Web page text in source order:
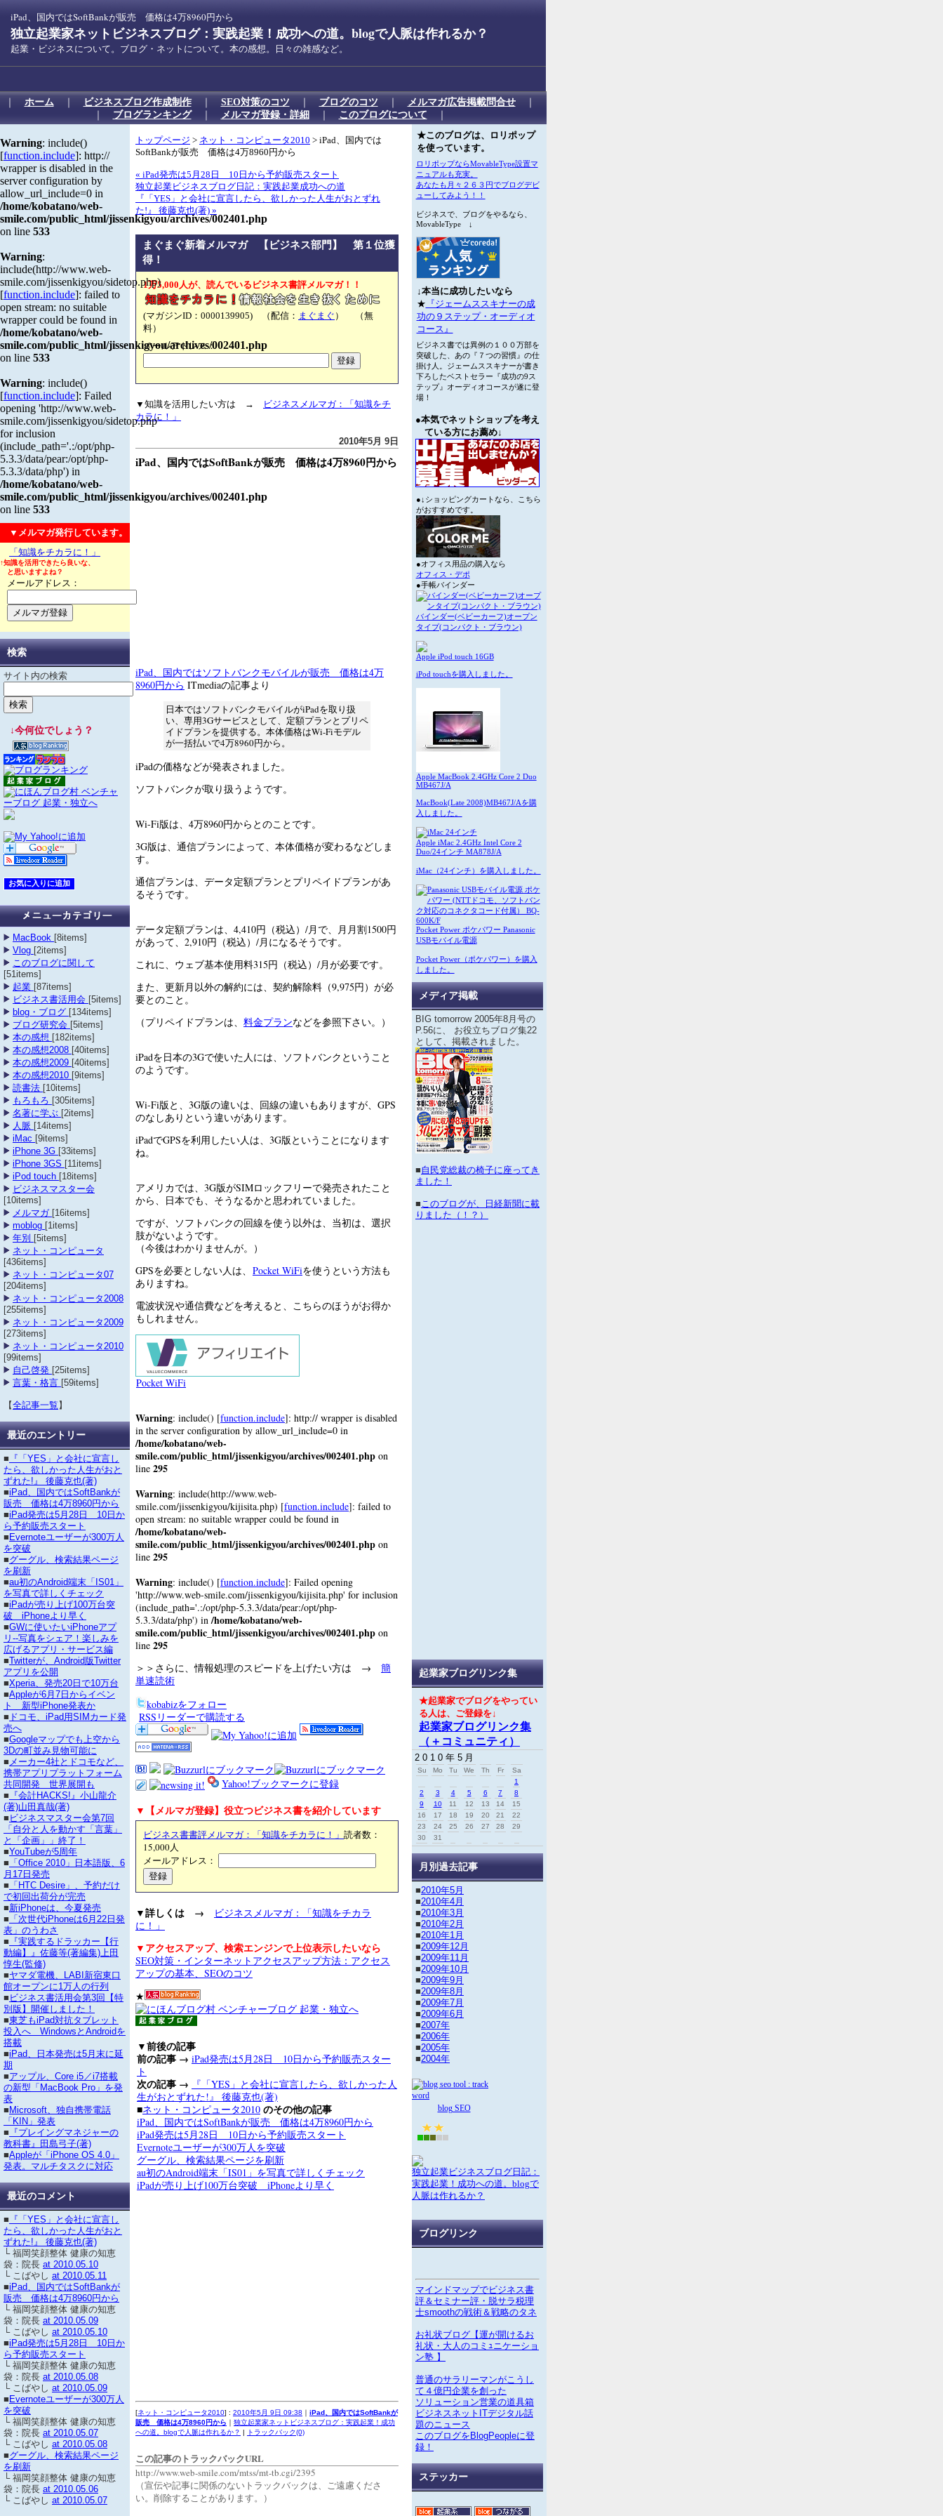
iPad、国内ではSoftBankが販売 価格は4万8960円から
独立起業家ネットビジネスブログ：実践起業！成功への道。blogで人脈は作れるか？
起業・ビジネスについて。ブログ・ネットについて。本の感想。日々の雑感など。
｜ ホーム ｜ ビジネスブログ作成制作｜ SEO対策のコツ ｜ ブログのコツ ｜ メルマガ広告掲載問合せ｜
｜ ブログランキング｜ メルマガ登録・詳細｜ このブログについて ｜
トップページ > ネット・コンピュータ2010 > iPad、国内では
SoftBankが販売 価格は4万8960円から
« iPad発売は5月28日 10日から予約販売スタート
独立起業ビジネスブログ日記：実践起業成功への道
『「YES」と会社に宣言したら、欲しかった人生がおとずれ
た!』 後藤克也(著) »
まぐまぐ新着メルマガ 【ビジネス部門】 第１位獲
得！
1万5,000人が、読んでいるビジネス書評メルマガ！！
(マガジンID：0000139905) （配信： まぐまぐ ） （無
料）
メールアドレス：
▼知識を活用したい方は →
ビジネスメルマガ：「知識をチ
カラに！」
2010年5月 9日
iPad、国内ではSoftBankが販売 価格は4万8960円から
iPad、国内ではソフトバンクモバイルが販売 価格は4万
8960円から ITmediaの記事より
日本ではソフトバンクモバイルがiPadを取り扱
い、専用3Gサービスとして、定額プランとプリペ
イドプランを提供する。本体価格はWi-Fiモデル
が一括払いで4万8960円から。
iPadの価格などが発表されました。
ソフトバンクが取り扱うようです。
Wi-Fi版は、4万8960円からとのことです。
3G版は、通信プランによって、本体価格が変わるなどしま
す。
通信プランは、データ定額プランとプリペイドプランがあ
るそうです。
データ定額プランは、4,410円（税込）/月で、月月割1500円
があって、2,910円（税込）/月になるそうです。
これに、ウェブ基本使用料315円（税込）/月が必要です。
また、更新月以外の解約には、契約解除料（9,975円）が必
要とのこと。
（プリペイドプランは、 料金プランなどを参照下さい。）
iPadを日本の3Gで使いた人には、ソフトバンクということ
のようです。
Wi-Fi版と、3G版の違いは、回線の違いもありますが、GPS
のなしありという違いがあります。
iPadでGPSを利用したい人は、3G版ということになります
ね。
アメリカでは、3G版がSIMロックフリーで発売されたこと
から、日本でも、そうなるかと思われていました。
ですが、ソフトバンクの回線を使う以外は、当初は、選択
肢がないようです。
（今後はわかりませんが。）
GPSを必要としない人は、 Pocket WiFiを使うという方法も
ありますね。
電波状況や通信費などを考えると、こちらのほうがお得か
もしれません。
Pocket WiFi
Warning: include() [function.include]: http:// wrapper is disabled
in the server configuration by allow_url_include=0 in
/home/kobatano/web-
smile.com/public_html/jissenkigyou/archives/002401.php on
line 295
Warning: include(http://www.web-
smile.com/jissenkigyou/kijisita.php) [function.include]: failed to
open stream: no suitable wrapper could be found in
/home/kobatano/web-
smile.com/public_html/jissenkigyou/archives/002401.php on
line 295
Warning: include() [function.include]: Failed opening
'http://www.web-smile.com/jissenkigyou/kijisita.php' for inclusion
(include_path='.:/opt/php-5.3.3/data/pear:/opt/php-
5.3.3/data/php') in /home/kobatano/web-
smile.com/public_html/jissenkigyou/archives/002401.php on
line 295
＞＞さらに、情報処理のスピードを上げたい方は → 簡
単速読術
kobabizをフォロー
RSSリーダーで購読する
Yahoo!ブックマークに登録
▼【メルマガ登録】役立つビジネス書を紹介しています
ビジネス書書評メルマガ：「知識をチカラに！」 読者数：
15,000人
メールアドレス：
▼詳しくは →
ビジネスメルマガ：「知識をチカラ
に！」
▼アクセスアップ、検索エンジンで上位表示したいなら
SEO対策・インターネットアクセスアップ方法：アクセス
アップの基本、SEOのコツ
★
▼前後の記事
前の記事 → iPad発売は5月28日 10日から予約販売スター
ト
次の記事 →
『「YES」と会社に宣言したら、欲しかった人
生がおとずれた!』 後藤克也(著)
■ネット・コンピュータ2010 のその他の記事
iPad、国内ではSoftBankが販売 価格は4万8960円から
iPad発売は5月28日 10日から予約販売スタート
Evernoteユーザーが300万人を突破
グーグル、検索結果ページを刷新
au初のAndroid端末「IS01」を写真で詳しくチェック
iPadが売り上げ100万台突破 iPhoneより早く
[ネット・コンピュータ2010] : 2010年5月 9日 09:38 ｜ iPad、国内ではSoftBankが
販売 価格は4万8960円から ｜ 独立起業家ネットビジネスブログ：実践起業！成功
への道。blogで人脈は作れるか？ | トラックバック(0)
この記事のトラックバックURL
http://www.web-smile.com/mtss/mt-tb.cgi/2395
（宣伝や記事に関係のないトラックバックは、ご遠慮くださ
い。削除することがあります。）
Warning: include()
[function.include]: http://
wrapper is disabled in the
server configuration by
allow_url_include=0 in
/home/kobatano/web-
smile.com/public_html/jissenkigyou/archives/002401.php
on line 533
Warning:
include(http://www.web-
smile.com/jissenkigyou/sidetop.php)
[function.include]: failed to
open stream: no suitable
wrapper could be found in
/home/kobatano/web-
smile.com/public_html/jissenkigyou/archives/002401.php
on line 533
Warning: include()
[function.include]: Failed
opening 'http://www.web-
smile.com/jissenkigyou/sidetop.php'
for inclusion
(include_path='.:/opt/php-
5.3.3/data/pear:/opt/php-
5.3.3/data/php') in
/home/kobatano/web-
smile.com/public_html/jissenkigyou/archives/002401.php
on line 533
▼メルマガ発行しています。
「知識をチカラに！」
↑知識を活用できたら良いな、
と思いますよね？
メールアドレス：
検索
サイト内の検索
↓今何位でしょう？
MacBook [8items]
Vlog [2items]
このブログに関して
[51items]
起業 [87items]
ビジネス書活用会 [5items]
blog・ブログ [134items]
ブログ研究会 [5items]
本の感想 [182items]
本の感想2008 [40items]
本の感想2009 [40items]
本の感想2010 [9items]
読書法 [10items]
もろもろ [305items]
名著に学ぶ [2items]
人脈 [14items]
iMac [9items]
iPhone 3G [33items]
iPhone 3GS [11items]
iPod touch [18items]
ビジネスマスター会
[10items]
メルマガ [16items]
moblog [1items]
年別 [5items]
ネット・コンピュータ
[436items]
ネット・コンピュータ07
[204items]
ネット・コンピュータ2008
[255items]
ネット・コンピュータ2009
[273items]
ネット・コンピュータ2010
[99items]
自己啓発 [25items]
言葉・格言 [59items]
【全記事一覧 】
最近のエントリー
■ 『「YES」と会社に宣言し
たら、欲しかった人生がおと
ずれた!』 後藤克也(著)
■iPad、国内ではSoftBankが
販売 価格は4万8960円から
■iPad発売は5月28日 10日か
ら予約販売スタート
■ Evernoteユーザーが300万人
を突破
■グーグル、検索結果ページ
を刷新
■au初のAndroid端末「IS01」
を写真で詳しくチェック
■iPadが売り上げ100万台突
破 iPhoneより早く
■GWに使いたいiPhoneアプ
リ--写真をシェア！楽しみを
広げるアプリ・サービス編
■Twitterが、Android版Twitter
アプリを公開
■Xperia、発売20日で10万台
■Appleが6月7日からイベン
ト 新型iPhone発表か
■ ドコモ、iPad用SIMカード発
売へ
■Googleマップでも上空から
3Dの町並み見物可能に
■ メーカー4社とドコモなど、
携帯アプリプラットフォーム
共同開発 世界展開も
■ 『会計HACKS!』小山龍介
(著)山田真哉(著)
■ ビジネスマスター会第7回
「自分と人を動かす「言葉」
と「企画」」終了！
■YouTubeが5周年
■ 「Office 2010」日本語版、6
月17日発売
■ 「HTC Desire」、予約だけ
で初回出荷分が完売
■新iPhoneは、今夏発売
■ 「次世代iPhoneは6月22日発
表」のうわさ
■ 『実践するドラッカー【行
動編】』佐藤等(著編集)上田
惇生(監修)
■ヤマダ電機、LABI新宿東口
館オープンに1万人の行列
■ ビジネス書活用会第3回【特
別版】開催しました！
■東芝もiPad対抗タブレット
投入へ WindowsとAndroidを
搭載
■iPad、日本発売は5月末に延
期
■アップル、Core i5／i7搭載
の新型「MacBook Pro」を発
表
■ Microsoft、独自携帯電話
「KIN」発表
■ 『プレイングマネジャーの
教科書』田島弓子(著)
■Appleが「iPhone OS 4.0」
発表。マルチタスクに対応
最近のコメント
■ 『「YES」と会社に宣言し
たら、欲しかった人生がおと
ずれた!』 後藤克也(著)
└ 福岡笑顔整体 健康の知恵
袋：院長 at 2010.05.10
└ こばやし at 2010.05.11
■iPad、国内ではSoftBankが
販売 価格は4万8960円から
└ 福岡笑顔整体 健康の知恵
袋：院長 at 2010.05.09
└ こばやし at 2010.05.10
■iPad発売は5月28日 10日か
ら予約販売スタート
└ 福岡笑顔整体 健康の知恵
袋：院長 at 2010.05.08
└ こばやし at 2010.05.09
■ Evernoteユーザーが300万人
を突破
└ 福岡笑顔整体 健康の知恵
袋：院長 at 2010.05.07
└ こばやし at 2010.05.08
■グーグル、検索結果ページ
を刷新
└ 福岡笑顔整体 健康の知恵
袋：院長 at 2010.05.06
└ こばやし at 2010.05.07
★このブログは、ロリポップ
を使っています。
ロリポップならMovableType設置マ
ニュアルも充実。
あなたも月々２６３円でブログデビ
ューしてみよう！！
ビジネスで、ブログをやるなら、
MovableType ↓
↓本当に成功したいなら
★ 『ジェームススキナーの成
功の９ステップ・オーディオ
コース』
ビジネス書では異例の１００万部を
突破した、あの『７つの習慣』の仕
掛け人。ジェームススキナーが書き
下ろしたベストセラー『成功の9ス
テップ』オーディオコースが遂に登
場！
●本気でネットショップを考え
ている方にお薦め↓
●↓ショッピングカートなら、こちら
がおすすめです。
●オフィス用品の購入なら
オフィス・デポ
●手帳バインダー
バインダー(ベビーカーフ)オープン
タイプ(コンパクト・ブラウン)
Apple iPod touch 16GB
iPod touchを購入しました。
Apple MacBook 2.4GHz Core 2 Duo
MB467J/A
MacBook(Late 2008)MB467J/Aを購
入しました。
Apple iMac 2.4GHz Intel Core 2
Duo/24インチ MA878J/A
iMac（24インチ）を購入しました。
Pocket Power ポケパワー Panasonic
USBモバイル電源
Pocket Power（ポケパワー）を購入
しました。
メディア掲載
BIG tomorrow 2005年8月号の
P.56に、 お役立ちブログ集22
として、掲載されました。
■自民党総裁の椅子に座ってき
ました！
■このブログが、日経新聞に載
りました（！？）
起業家ブログリンク集
★起業家でブログをやってい
る人は、ご登録を↓
起業家ブログリンク集
（＋コミュニティ）
2010年5月
Su Mo Tu We Th Fr
Sa
1
2
3 4 5 6 7
8
9
10 11 12 13 14
15
16
17 18 19 20 21
22
23
24 25 26 27 28
29
30
31
月別過去記事
■2010年5月
■2010年4月
■2010年3月
■2010年2月
■2010年1月
■2009年12月
■2009年11月
■2009年10月
■2009年9月
■2009年8月
■2009年7月
■2009年6月
■2007年
■2006年
■2005年
■2004年
blog SEO
独立起業ビジネスブログ日記：
実践起業！成功への道。blogで
人脈は作れるか？
ブログリンク
マインドマップでビジネス書
評＆セミナー評・脱サラ税理
士smoothの戦術＆戦略のタネ
お礼状ブログ【運が開けるお
礼状・大人のコミｭニケーショ
ン塾 】
普通のサラリーマンがこうし
て４億円企業を創った
ソリューション営業の道具箱
ビジネスネットITデジタル話
題のニュース
このブログをBlogPeopleに登
録！
ステッカー